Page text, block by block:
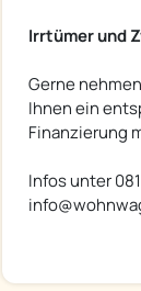
Irrtümer und
Gerne
Ihnen ein
Finanzierung
Infos unter